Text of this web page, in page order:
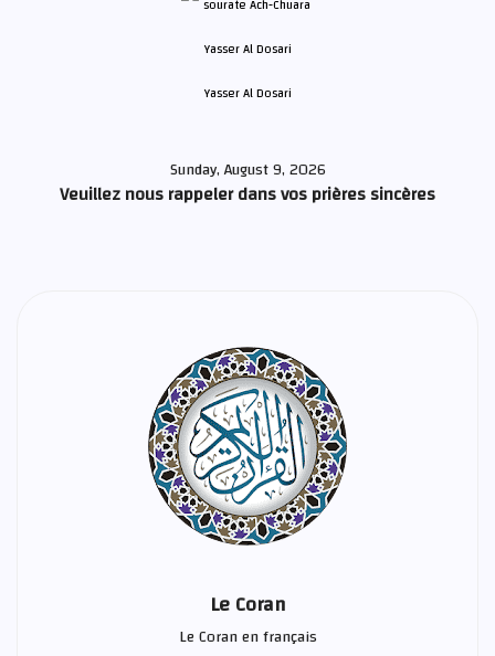
Yasser Al Dosari
Sunday, August 9, 2026
Veuillez nous rappeler dans vos prières sincères
Le Coran
Le Coran en français